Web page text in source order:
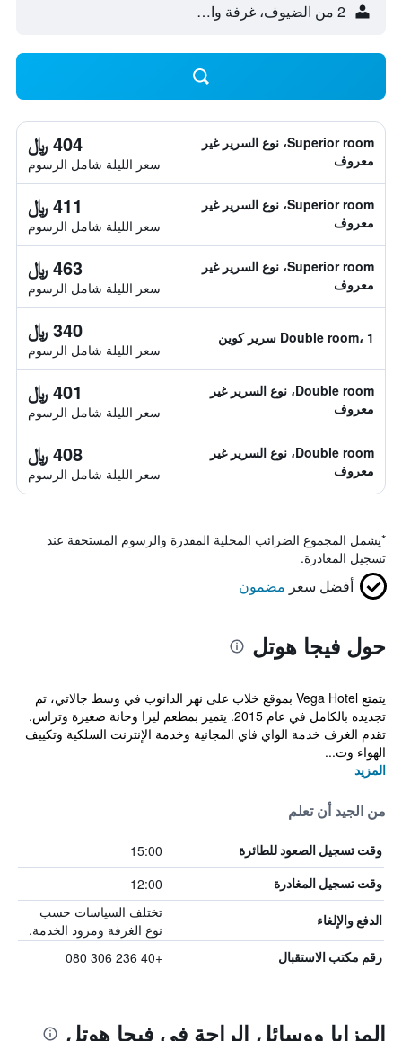
2 من الضيوف، غرفة واحدة
Superior room، نوع السرير غير
معروف
404 ﷼
سعر الليلة شامل الرسوم
Superior room، نوع السرير غير
معروف
411 ﷼
سعر الليلة شامل الرسوم
Superior room، نوع السرير غير
معروف
463 ﷼
سعر الليلة شامل الرسوم
Double room، 1 سرير كوين 340 ﷼
سعر الليلة شامل الرسوم
Double room، نوع السرير غير
معروف
401 ﷼
سعر الليلة شامل الرسوم
Double room، نوع السرير غير
معروف
408 ﷼
سعر الليلة شامل الرسوم
*يشمل المجموع الضرائب المحلية المقدرة والرسوم المستحقة عند
تسجيل المغادرة.
أفضل سعر مضمون
حول فيجا هوتل
يتمتع Vega Hotel بموقع خلاب على نهر الدانوب في وسط جالاتي، تم
تجديده بالكامل في عام 2015. يتميز بمطعم ليرا وحانة صغيرة وتراس.
تقدم الغرف خدمة الواي فاي المجانية وخدمة الإنترنت السلكية وتكييف
الهواء وت...
المزيد
من الجيد أن تعلم
وقت تسجيل الصعود للطائرة 15:00
وقت تسجيل المغادرة 12:00
الدفع والإلغاء
تختلف السياسات حسب
نوع الغرفة ومزود الخدمة.
رقم مكتب الاستقبال +40 236 306 080
المزايا ووسائل الراحة في فيجا هوتل